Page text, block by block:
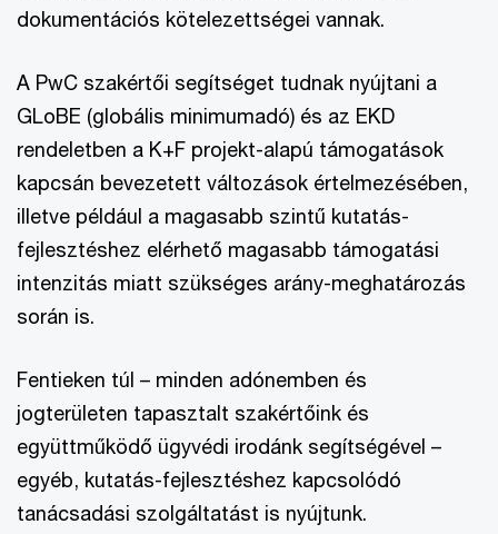
dokumentációs kötelezettségei vannak.
A PwC szakértői segítséget tudnak nyújtani a
GLoBE (globális minimumadó) és az EKD
rendeletben a K+F projekt-alapú támogatások
kapcsán bevezetett változások értelmezésében,
illetve például a magasabb szintű kutatás-
fejlesztéshez elérhető magasabb támogatási
intenzitás miatt szükséges arány-meghatározás
során is.
Fentieken túl – minden adónemben és
jogterületen tapasztalt szakértőink és
együttműködő ügyvédi irodánk segítségével –
egyéb, kutatás-fejlesztéshez kapcsolódó
tanácsadási szolgáltatást is nyújtunk.